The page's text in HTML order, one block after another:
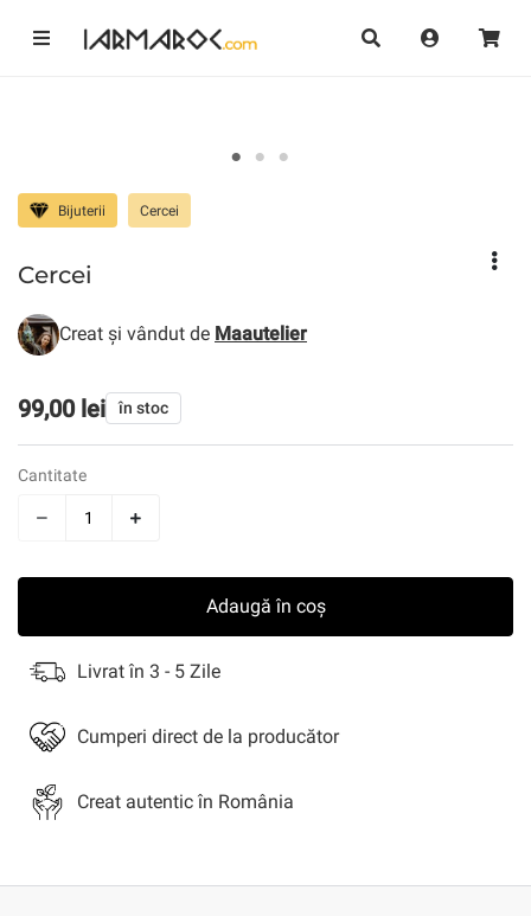
Bijuterii Cercei
Cercei
Creat și vândut de Maautelier
99,00 lei în stoc
Cantitate
Adaugă în coș
Livrat în 3 - 5 Zile
Cumperi direct de la producător
Creat autentic în România